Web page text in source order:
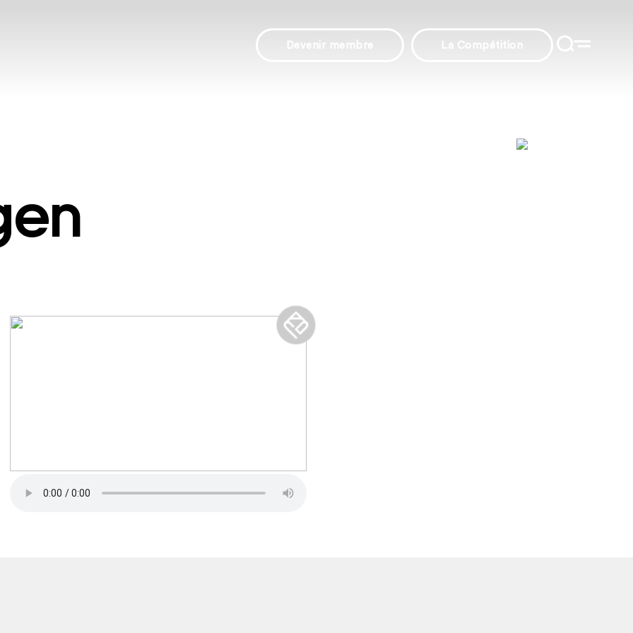
Devenir membre La Compétition